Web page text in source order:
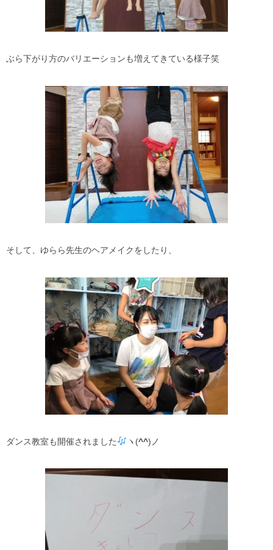
ぶら下がり方のバリエーションも増えてきている様子笑
そして、ゆらら先生のヘアメイクをしたり、
ダンス教室も開催されました ヽ(^^)ノ